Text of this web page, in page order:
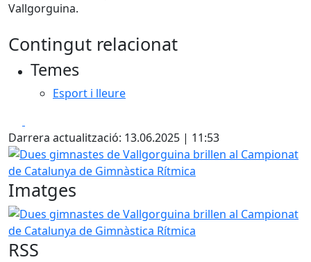
Vallgorguina.
Contingut relacionat
Temes
Esport i lleure
Darrera actualització: 13.06.2025 | 11:53
Dues gimnastes de Vallgorguina brillen al Campionat de
Imatges
Dues gimnastes de Vallgorguina brillen al Campionat de
RSS